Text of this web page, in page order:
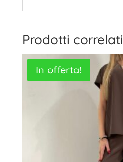
Prodotti correlati
In offerta!